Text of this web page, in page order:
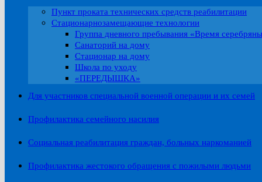
Пункт проката технических средств реабилитации
Стационарнозамещающие технологии
Группа дневного пребывания «Время
Санаторий на дому
Стационар на дому
Школа по уходу
«ПЕРЕДЫШКА»
Для участников специальной военной операции и их семей
Профилактика семейного насилия
Социальная реабилитация граждан, больных наркоманией
Профилактика жестокого обращения с пожилыми людьми